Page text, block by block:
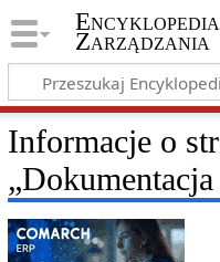
Encyklopedia
Zarządzania
Informacje o